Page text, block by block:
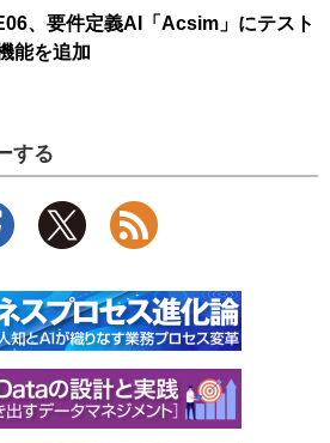
、要件定義AI「Acsim」にテスト
能を追加
する